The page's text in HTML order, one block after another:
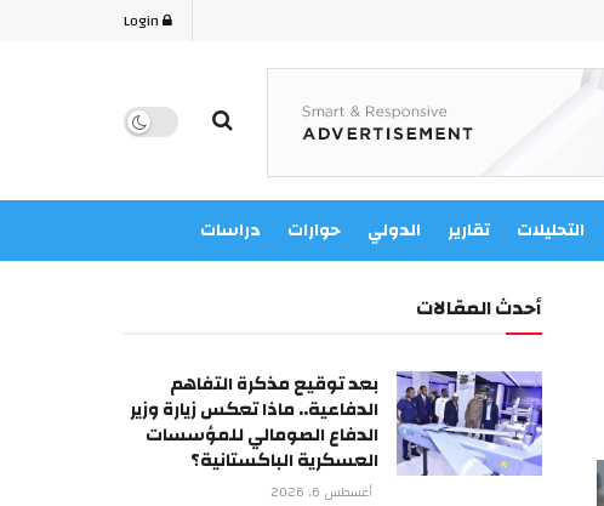
التحليلات تقارير الدولي حوارات دراسات
أحدث المقالات
بعد توقيع مذكرة التفاهم
الدفاعية.. ماذا تعكس زيارة وزير
الدفاع الصومالي للمؤسسات
العسكرية الباكستانية؟
أغسطس 6, 2026